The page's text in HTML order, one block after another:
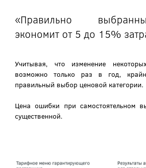
«Правильно
экономит от 5 до 15%
Учитывая, что изменение
возможно только раз в год,
правильный выбор ценовой категории.
Цена ошибки при самостоятельном
существенной.